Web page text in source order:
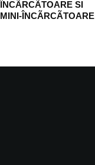
ÎNCÃRCÃTOARE SI
MINI-ÎNCÃRCÃTOARE